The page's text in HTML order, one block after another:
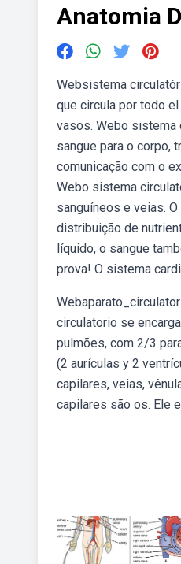
Anatomia
Websistema
que circula por todo
vasos. Webo sistema
sangue para o corpo,
comunicação com o
Webo sistema
sanguíneos e veias.
distribuição de
líquido, o sangue
prova! O sistema
circulatorio se
pulmões, com 2/3
(2 aurículas y 2
capilares, veias,
capilares são os. Ele